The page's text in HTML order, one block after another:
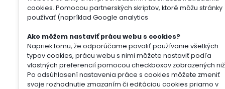
cookies. Pomocou partnerských skriptov, ktoré môžu stránky
používať (napríklad Google analytics
Ako môžem nastaviť prácu webu s cookies?
Napriek tomu, že odporúčame povoliť používanie všetkých
typov cookies, prácu webu s nimi môžete nastaviť podľa
vlastných preferencií pomocou checkboxov zobrazených
Po odsúhlasení nastavenia práce s cookies môžete zmeniť
svoje rozhodnutie zmazaním či editáciou cookies priamo v